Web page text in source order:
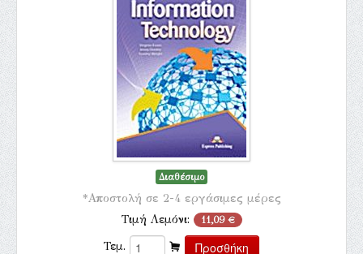
Διαθέσιμο
*Αποστολή σε 2-4 εργάσιμες μέρες
Τιμή Λεμόνι: 11,09 €
Τεμ.